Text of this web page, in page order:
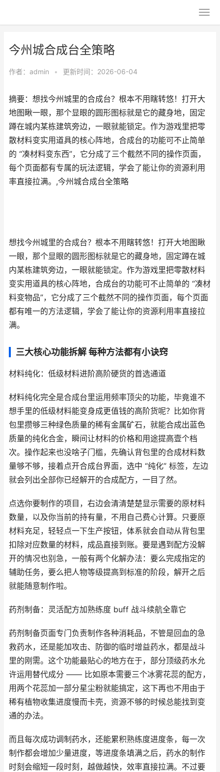
今州城合成台全策略
作者： admin • 更新时间：2026-06-04
摘要：想找今州城里的合成台？根本不用瞎转悠！打开大
地图瞅一眼，那个显眼的圆形图标就是它的藏身地，固定
蹲在城内某栋建筑旁边，一眼就能锁定。作为游戏里把零
散材料变实用道具的核心阵地，合成台的功能可不止简单
的 “凑材料变东西”，它分成了三个截然不同的操作页面，
每个页面都有专属的玩法逻辑，学会了能让你的资源利用
率直接拉满。,今州城合成台全策略
想找今州城里的合成台？根本不用瞎转悠！打开大地图瞅
一眼，那个显眼的圆形图标就是它的藏身地，固定蹲在城
内某栋建筑旁边，一眼就能锁定。作为游戏里把零散材料
变实用道具的核心阵地，合成台的功能可不止简单的 “凑材
料变物品”，它分成了三个截然不同的操作页面，每个页面
都有唯一的方法逻辑，学会了能让你的资源利用率直接拉
满。
三大核心功能拆解 每种方法都有小诀窍
材料纯化：低级材料进阶高阶硬货的首选通道
材料纯化完全是合成台里运用频率顶尖的功能，毕竟谁不
想手里的低级材料能变身成更值钱的高阶货呢？比如你背
包里攒够三种绿色质量的稀有金属矿石，就能合成出蓝色
质量的纯化合金，瞬间让材料的价格和用途提高壹个档
次。操作起来也没啥子门槛，先确认背包里的合成材料数
量够不够，接着点开合成台界面，选中 “纯化” 标签，左边
就会列出全部你已经解开的合成配方，一目了然。
点选你要制作的项目，右边会清清楚楚显示需要的原材料
数量，以及你当前的持有量，不用自己费心计算。只要原
材料充足，轻轻点一下生产按钮，体系就会自动从背包里
扣除对应数量的材料，成品直接到账。要是遇到配方没解
开的情况也别急，一般有两个化解办法：要么完成指定的
辅助任务，要么把人物等级提高到标准的阶段，解开之后
就能随意制作啦。
药剂制备：灵活配方加熟练度 buff 战斗续航全靠它
药剂制备页面专门负责制作各种消耗品，不管是回血的急
救药水，还是能加攻击、防御的临时增益药水，都是战斗
里的刚需。这个功能最贴心的地方在于，部分顶级药水允
许运用替代成分 —— 比如原本需要三个冰雾花蕊的配方，
用两个花蕊加一部分星尘粉就能搞定，这下再也不用由于
稀有植物收集进度慢而卡壳，资源不够的时候总能找到变
通的办法。
而且每次成功调制药水，还能累积熟练度进度条，每一次
制作都会增加少量进度，等进度条填满之后，药水的制作
时刻会缩短一段时刻，越做越快，效率直接拉满。不过要